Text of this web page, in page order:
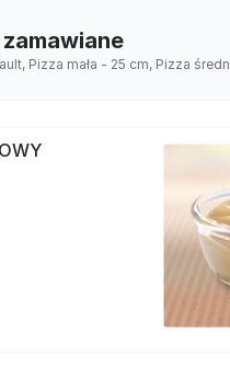
Pizza mała - 25 cm, Pizza